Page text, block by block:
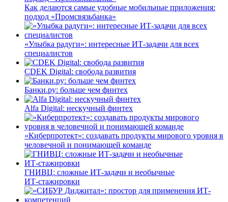
Как делаются самые удобные мобильные приложения:
подход «Промсвязьбанка»
«Улыбка радуги»: интересные ИТ-задачи для всех
специалистов
CDEK Digital: свобода развития
Банки.ру: больше чем финтех
Alfa Digital: нескучный финтех
«Киберпротект»: создавать продукты мирового уровня в
человечной и понимающей команде
ГНИВЦ: сложные ИТ‑задачи и необычные
ИТ‑стажировки